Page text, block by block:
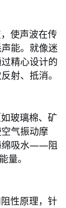
使声波在传
能。就像迷
精心设计的
射、抵消。
玻璃棉、矿
气振动摩
吸水——阻
量。
性原理，针